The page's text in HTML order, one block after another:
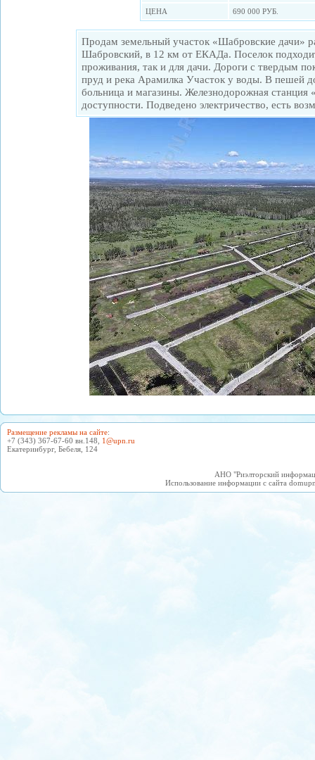
ЦЕНА
690 000 РУБ.
Продам земельный участок «Шабровские дачи»
Шабровский, в 12 км от ЕКАДа. Поселок
проживания, так и для дачи. Дороги с твердым
пруд и река Арамилка Участок у воды. В пешей
больница и магазины. Железнодорожная
доступности. Подведено электричество, есть
Размещение рекламы на сайте:
+7 (343) 367-67-60 вн.148, 1@upn.ru
Екатеринбург, Бебеля, 124
АНО "Риэлторский
Использование информации с сайта